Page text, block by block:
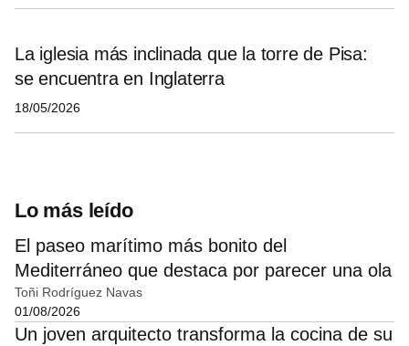
La iglesia más inclinada que la torre de Pisa:
se encuentra en Inglaterra
18/05/2026
Lo más leído
El paseo marítimo más bonito del
Mediterráneo que destaca por parecer una ola
Toñi Rodríguez Navas
01/08/2026
Un joven arquitecto transforma la cocina de su